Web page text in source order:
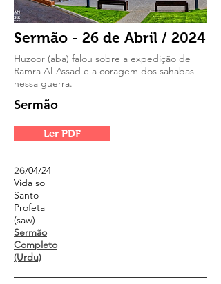
Sermão - 26 de Abril / 2024
Huzoor (aba) falou sobre a expedição de
Ramra Al-Assad e a coragem dos sahabas
nessa guerra.
Sermão
Ler PDF
26/04/24
Vida so
Santo
Profeta
(saw)
Sermão
Completo
(Urdu)